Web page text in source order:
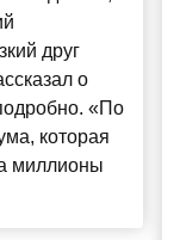
друг
о
«По
которая
миллионы